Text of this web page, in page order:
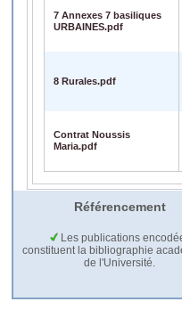
7 Annexes 7 basiliques
URBAINES.pdf
8 Rurales.pdf
Contrat Noussis
Maria.pdf
Référencement
Les publications
constituent la bibliographie
de l'Université.